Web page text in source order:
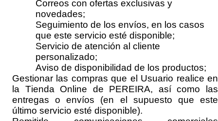
Correos con ofertas exclusivas y
novedades;
Seguimiento de los envíos, en los casos
que este servicio esté disponible;
Servicio de atención al cliente
personalizado;
Aviso de disponibilidad de los productos;
Gestionar las compras que el Usuario realice en
la Tienda Online de PEREIRA, así como las
entregas oenvíos (en el supuesto que este
último servicio esté disponible).